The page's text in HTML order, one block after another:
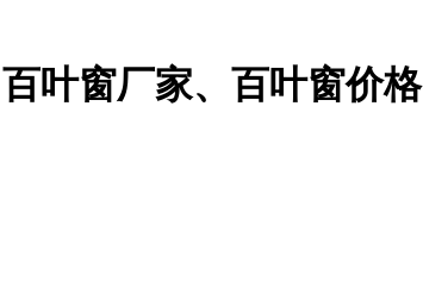
叶窗厂家、百叶窗价格